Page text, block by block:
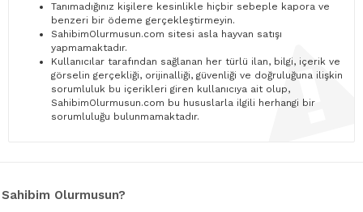
Tanımadığınız kişilere kesinlikle hiçbir sebeple kapora ve
benzeri bir ödeme gerçekleştirmeyin.
SahibimOlurmusun.com sitesi asla hayvan satışı
yapmamaktadır.
Kullanıcılar tarafından sağlanan her türlü ilan, bilgi, içerik ve
görselin gerçekliği, orijinalliği, güvenliği ve doğruluğuna ilişkin
sorumluluk bu içerikleri giren kullanıcıya ait olup,
SahibimOlurmusun.com bu hususlarla ilgili herhangi bir
sorumluluğu bulunmamaktadır.
Sahibim Olurmusun?